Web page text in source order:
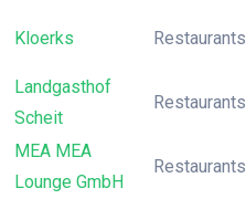
Kloerks Restaurants
Landgasthof
Scheit
Restaurants
MEA MEA
Lounge GmbH
Restaurants